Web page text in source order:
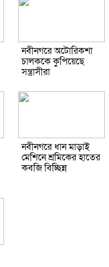
নবীনগরে অটোরিকশা
চালককে কুপিয়েছে
সন্ত্রাসীরা
নবীনগরে ধান মাড়াই
মেশিনে শ্রমিকের হাতের
কবজি বিচ্ছিন্ন